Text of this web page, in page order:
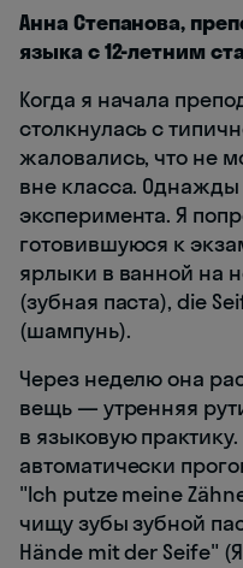
Анна Степанова,
языка с 12-летним
Когда я начала
столкнулась с
жаловались, что не
вне класса.
эксперимента. Я
готовившуюся к
ярлыки в ванной на
(зубная паста), die
(шампунь).
Через неделю она
вещь — утренняя
в языковую
автоматически
"Ich putze meine
чищу зубы зубной
Hände mit der Seife"